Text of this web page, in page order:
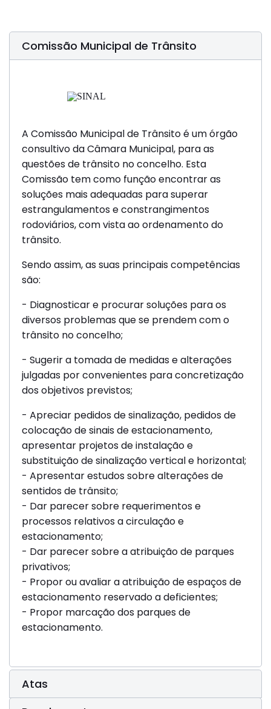
Comissão Municipal de Trânsito
A Comissão Municipal de Trânsito é um órgão
consultivo da Câmara Municipal, para as
questões de trânsito no concelho. Esta
Comissão tem como função encontrar as
soluções mais adequadas para superar
estrangulamentos e constrangimentos
rodoviários, com vista ao ordenamento do
trânsito.
Sendo assim, as suas principais competências
são:
- Diagnosticar e procurar soluções para os
diversos problemas que se prendem com o
trânsito no concelho;
- Sugerir a tomada de medidas e alterações
julgadas por convenientes para concretização
dos objetivos previstos;
- Apreciar pedidos de sinalização, pedidos de
colocação de sinais de estacionamento,
apresentar projetos de instalação e
substituição de sinalização vertical e horizontal;
- Apresentar estudos sobre alterações de
sentidos de trânsito;
- Dar parecer sobre requerimentos e
processos relativos a circulação e
estacionamento;
- Dar parecer sobre a atribuição de parques
privativos;
- Propor ou avaliar a atribuição de espaços de
estacionamento reservado a deficientes;
- Propor marcação dos parques de
estacionamento.
Atas